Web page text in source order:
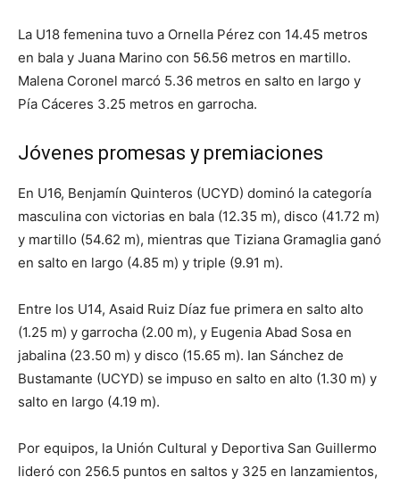
La U18 femenina tuvo a Ornella Pérez con 14.45 metros
en bala y Juana Marino con 56.56 metros en martillo.
Malena Coronel marcó 5.36 metros en salto en largo y
Pía Cáceres 3.25 metros en garrocha.
Jóvenes promesas y premiaciones
En U16, Benjamín Quinteros (UCYD) dominó la categoría
masculina con victorias en bala (12.35 m), disco (41.72 m)
y martillo (54.62 m), mientras que Tiziana Gramaglia ganó
en salto en largo (4.85 m) y triple (9.91 m).
Entre los U14, Asaid Ruiz Díaz fue primera en salto alto
(1.25 m) y garrocha (2.00 m), y Eugenia Abad Sosa en
jabalina (23.50 m) y disco (15.65 m). Ian Sánchez de
Bustamante (UCYD) se impuso en salto en alto (1.30 m) y
salto en largo (4.19 m).
Por equipos, la Unión Cultural y Deportiva San Guillermo
lideró con 256.5 puntos en saltos y 325 en lanzamientos,